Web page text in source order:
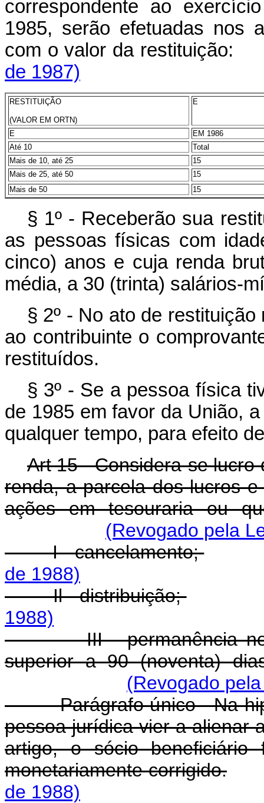
correspondente ao
1985, serão efetuadas nos
com o valor da
de 1987)
RESTITUIÇÃO
(VALOR EM ORTN)
E
E
EM 1986
Até 10
Total
Mais de 10, até 25
15
Mais de 25, até 50
15
Mais de 50
15
§ 1º - Receberão sua
as pessoas físicas com
cinco) anos e cuja renda
média, a 30 (trinta) salários-
§ 2º - No ato de
ao contribuinte o
restituídos.
§ 3º - Se a pessoa física
de 1985 em favor da União,
qualquer tempo, para efeito
Art 15 - Considera-se
renda, a parcela dos lucros
ações em tesouraria ou
(Revogado pela
I - cancelamento;
de 1988)
Il - distribuição;
1988)
III - permanência no
superior a 90 (noventa)
(Revogado
Parágrafo único - Na
pessoa jurídica vier a alienar
artigo, o sócio
monetariamente corrigido.
de 1988)